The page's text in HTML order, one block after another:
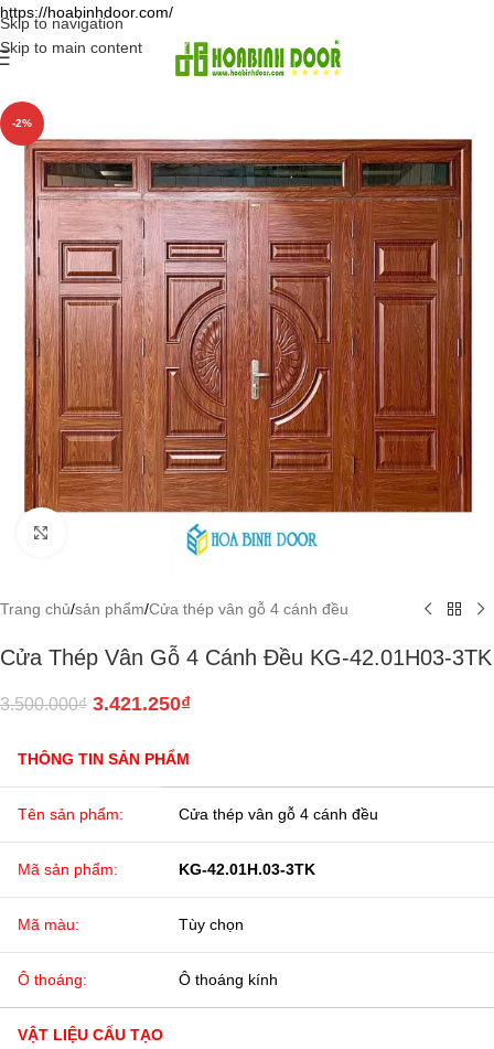
https://hoabinhdoor.com/
Skip to navigation
Skip to main content
-2%
Trang chủ/sản phẩm/Cửa thép vân gỗ 4 cánh đều
Cửa Thép Vân Gỗ 4 Cánh Đều KG-42.01H03-3TK
3.500.000₫ 3.421.250₫
THÔNG TIN SẢN PHẨM
Tên sản phẩm: Cửa thép vân gỗ 4 cánh đều
Mã sản phẩm: KG-42.01H.03-3TK
Mã màu: Tùy chọn
Ô thoáng: Ô thoáng kính
VẬT LIỆU CẤU TẠO